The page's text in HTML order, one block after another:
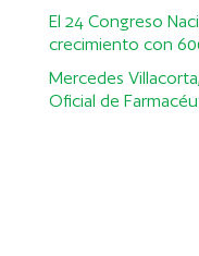
El 24 Congreso
crecimiento con
Mercedes
Oficial de